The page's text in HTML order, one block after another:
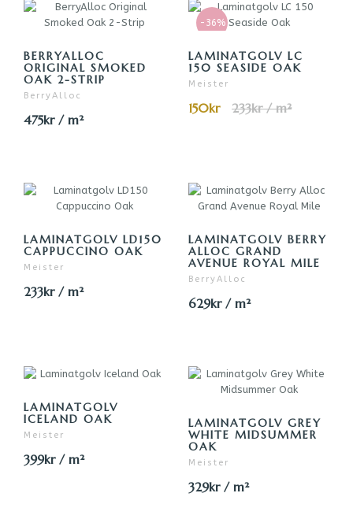
BERRYALLOC
ORIGINAL SMOKED
OAK 2-STRIP
BerryAlloc
475kr / m²
-36%
LAMINATGOLV LC
150 SEASIDE OAK
Meister
150kr 233kr / m²
LAMINATGOLV LD150
CAPPUCCINO OAK
Meister
233kr / m²
LAMINATGOLV BERRY
ALLOC GRAND
AVENUE ROYAL MILE
BerryAlloc
629kr / m²
LAMINATGOLV
ICELAND OAK
Meister
399kr / m²
LAMINATGOLV GREY
WHITE MIDSUMMER
OAK
Meister
329kr / m²